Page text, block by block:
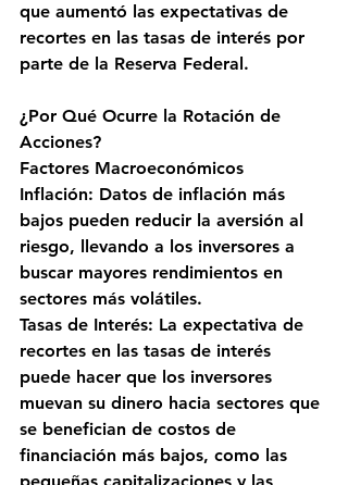
que aumentó las expectativas de
recortes en las tasas de interés por
parte de la Reserva Federal.
¿Por Qué Ocurre la Rotación de
Acciones?
Factores Macroeconómicos
Inflación: Datos de inflación más
bajos pueden reducir la aversión al
riesgo, llevando a los inversores a
buscar mayores rendimientos en
sectores más volátiles.
Tasas de Interés: La expectativa de
recortes en las tasas de interés
puede hacer que los inversores
muevan su dinero hacia sectores que
se benefician de costos de
financiación más bajos, como las